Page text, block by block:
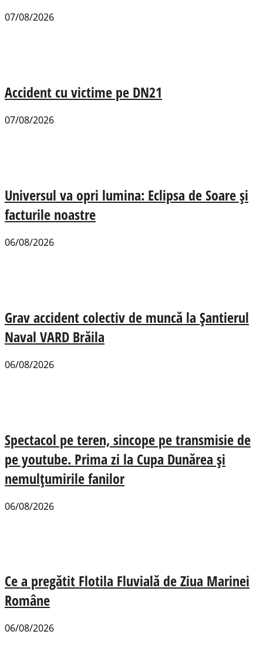
07/08/2026
Accident cu victime pe DN21
07/08/2026
Universul va opri lumina: Eclipsa de Soare și
facturile noastre
06/08/2026
Grav accident colectiv de muncă la Șantierul
Naval VARD Brăila
06/08/2026
Spectacol pe teren, sincope pe transmisie de
pe youtube. Prima zi la Cupa Dunărea și
nemulțumirile fanilor
06/08/2026
Ce a pregătit Flotila Fluvială de Ziua Marinei
Române
06/08/2026